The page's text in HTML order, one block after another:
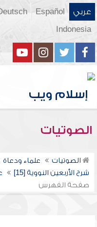
عربي Español
Indonesia
الصوتيات
الصوتيات علماء ودعاة
شرح الأربعين النووية [15]
صفحة الفهرس